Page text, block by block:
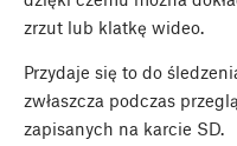
zrzut lub klatkę wideo.
Przydaje się to do
zwłaszcza podczas
zapisanych na karcie SD.